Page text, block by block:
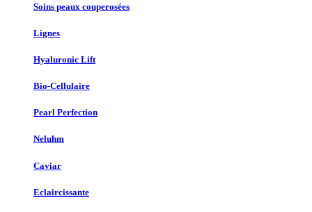
Soins peaux couperosées
Lignes
Hyaluronic Lift
Bio-Cellulaire
Pearl Perfection
Neluhm
Caviar
Eclaircissante